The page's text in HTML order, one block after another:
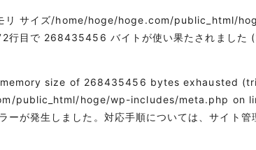
モリ サイズ/home/hoge/hoge.com/public_html/
目で 268435456 バイトが使い果たされました
size of 268435456 bytes exhausted
public_html/hoge/wp-includes/meta.php on
ーが発生しました。対応手順については、サイト